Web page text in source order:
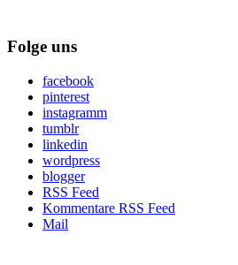
Folge uns
facebook
pinterest
instagramm
tumblr
linkedin
wordpress
blogger
RSS Feed
Kommentare RSS Feed
Mail